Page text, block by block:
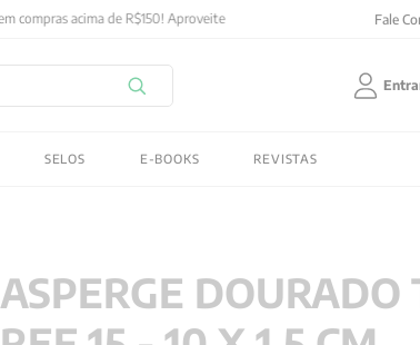
Fale
SELOS E-BOOKS REVISTAS
ASPERGE DOURADO